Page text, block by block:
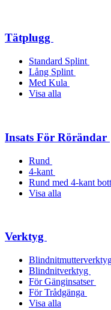
Tätplugg
Standard Splint
Lång Splint
Med Kula
Visa alla
Insats För Rörändar
Rund
4-kant
Rund med 4-kant
Visa alla
Verktyg
Blindnitverktyg
För Gänginsatser
För Trådgänga
Visa alla